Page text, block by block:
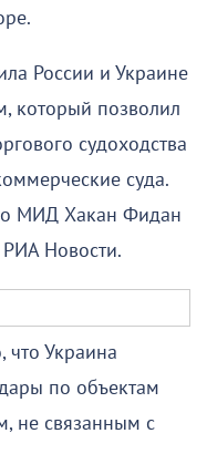
России и Украине
который позволил
судоходства
суда.
МИД Хакан Фидан
Новости.
что Украина
по объектам
не связанным с